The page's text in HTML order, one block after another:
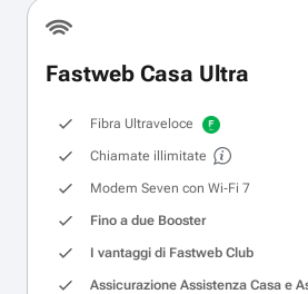
Fastweb Casa Ultra
Fibra Ultraveloce
Chiamate illimitate
Modem Seven con Wi‑Fi 7
Fino a due Booster
I vantaggi di Fastweb Club
Assicurazione Assistenza Casa e